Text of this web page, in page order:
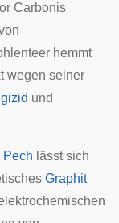
Carbonis
hemmt
wegen seiner
und
Pech lässt sich
Graphit